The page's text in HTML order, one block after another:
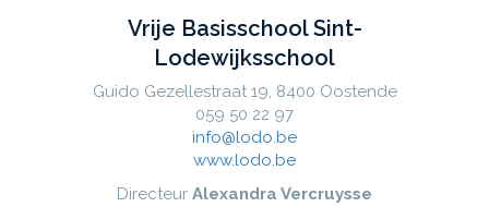
Vrije Basisschool Sint-
Lodewijksschool
Guido Gezellestraat 19, 8400 Oostende
059 50 22 97
info@lodo.be
www.lodo.be
Directeur Alexandra Vercruysse